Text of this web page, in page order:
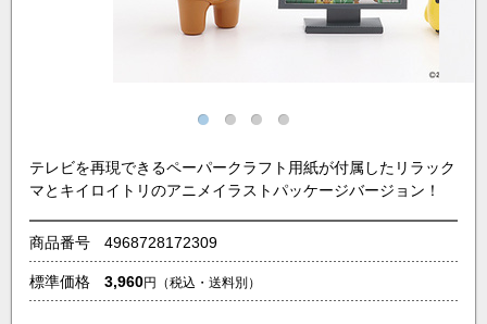
テレビを再現できるペーパークラフト用紙が付属したリラック
マとキイロイトリのアニメイラストパッケージバージョン！
商品番号 4968728172309
標準価格 3,960円 （税込・送料別）